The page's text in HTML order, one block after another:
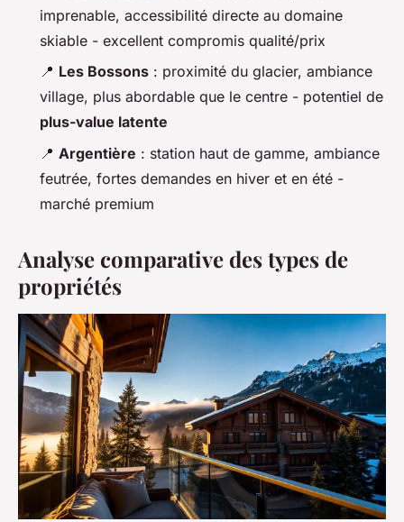
imprenable, accessibilité directe au domaine
skiable - excellent compromis qualité/prix
📍 Les Bossons : proximité du glacier, ambiance
village, plus abordable que le centre - potentiel de
plus-value latente
📍 Argentière : station haut de gamme, ambiance
feutrée, fortes demandes en hiver et en été -
marché premium
Analyse comparative des types de
propriétés